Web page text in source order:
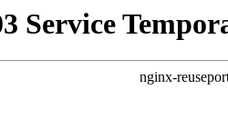
Service
nginx-